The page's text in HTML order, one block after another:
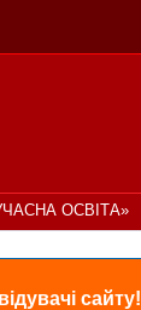
ОСВІТА»
сайту!